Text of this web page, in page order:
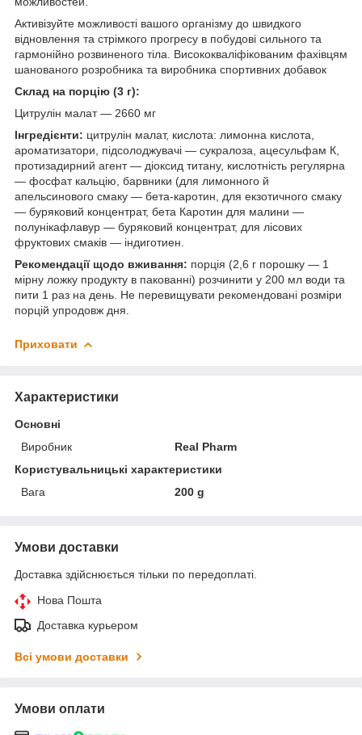
Активізуйте можливості вашого організму до швидкого
відновлення та стрімкого прогресу в побудові сильного та
гармонійно розвиненого тіла. Висококваліфікованим фахівцям
шанованого розробника та виробника спортивних добавок
Склад на порцію (3 г):
Цитрулін малат — 2660 мг
Інгредієнти: цитрулін малат, кислота: лимонна кислота,
ароматизатори, підсолоджувачі — сукралоза, ацесульфам К,
протизадирний агент — діоксид титану, кислотність регулярна
— фосфат кальцію, барвники (для лимонного й
апельсинового смаку — бета-каротин, для екзотичного смаку
— буряковий концентрат, бета Каротин для малини —
полунікафлавур — буряковий концентрат, для лісових
фруктових смаків — індиготиен.
Рекомендації щодо вживання: порція (2,6 г порошку — 1
мірну ложку продукту в пакованні) розчинити у 200 мл води та
пити 1 раз на день. Не перевищувати рекомендовані розміри
порцій упродовж дня.
Приховати
Характеристики
Основні
Виробник
Real Pharm
Користувальницькі характеристики
Вага
200 g
Умови доставки
Доставка здійснюється тільки по передоплаті.
Нова Пошта
Доставка курьером
Всі умови доставки
Умови оплати